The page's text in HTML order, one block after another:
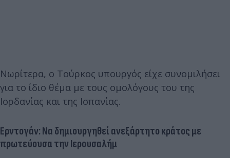
Νωρίτερα, ο Τούρκος υπουργός είχε συνομιλήσει
για το ίδιο θέμα με τους ομολόγους του της
Ιορδανίας και της Ισπανίας.
Ερντογάν: Να δημιουργηθεί ανεξάρτητο κράτος με
πρωτεύουσα την Ιερουσαλήμ